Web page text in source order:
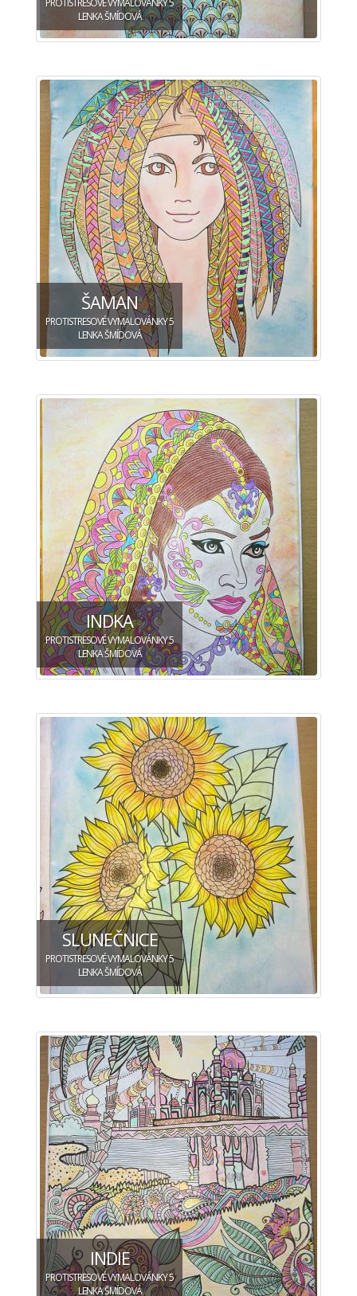
LENKA ŠMÍDOVÁ
ŠAMAN
PROTISTRESOVÉ VYMALOVÁNKY 5
LENKA ŠMÍDOVÁ
INDKA
PROTISTRESOVÉ VYMALOVÁNKY 5
LENKA ŠMÍDOVÁ
SLUNEČNICE
PROTISTRESOVÉ VYMALOVÁNKY 5
LENKA ŠMÍDOVÁ
INDIE
PROTISTRESOVÉ VYMALOVÁNKY 5
LENKA ŠMÍDOVÁ